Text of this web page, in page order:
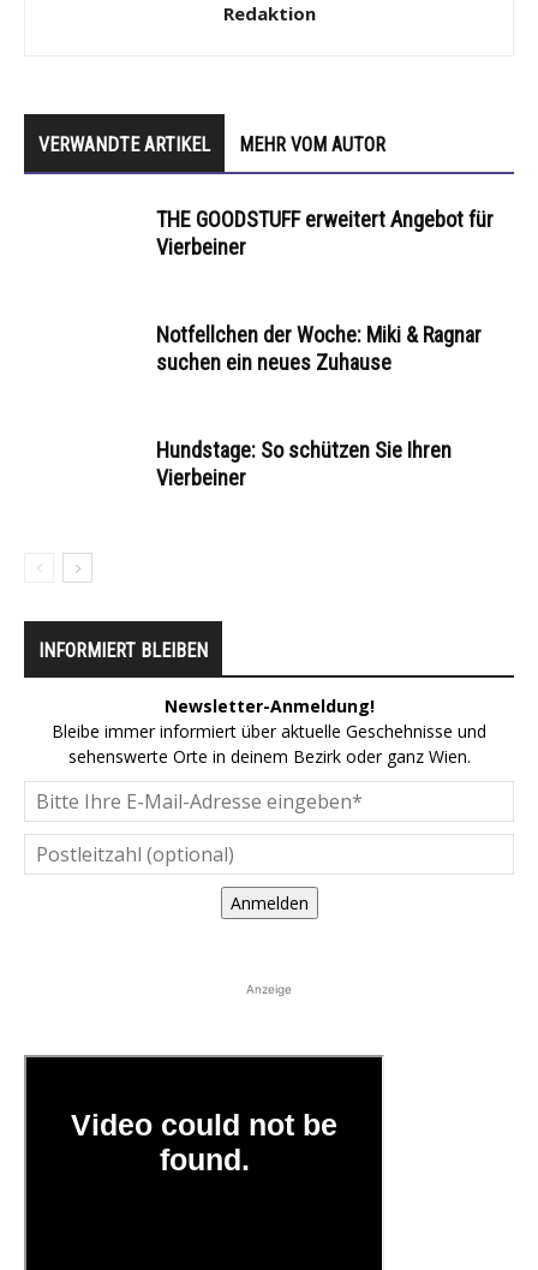
Redaktion
VERWANDTE ARTIKEL MEHR VOM AUTOR
THE GOODSTUFF erweitert Angebot für
Vierbeiner
Notfellchen der Woche: Miki & Ragnar
suchen ein neues Zuhause
Hundstage: So schützen Sie Ihren
Vierbeiner
INFORMIERT BLEIBEN
Newsletter-Anmeldung!
Bleibe immer informiert über aktuelle Geschehnisse und
sehenswerte Orte in deinem Bezirk oder ganz Wien.
Anmelden
Anzeige